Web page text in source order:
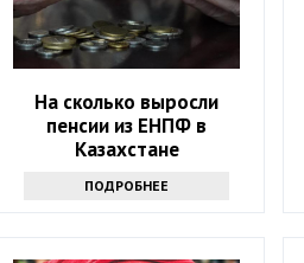
На сколько выросли
пенсии из ЕНПФ в
Казахстане
ПОДРОБНЕЕ